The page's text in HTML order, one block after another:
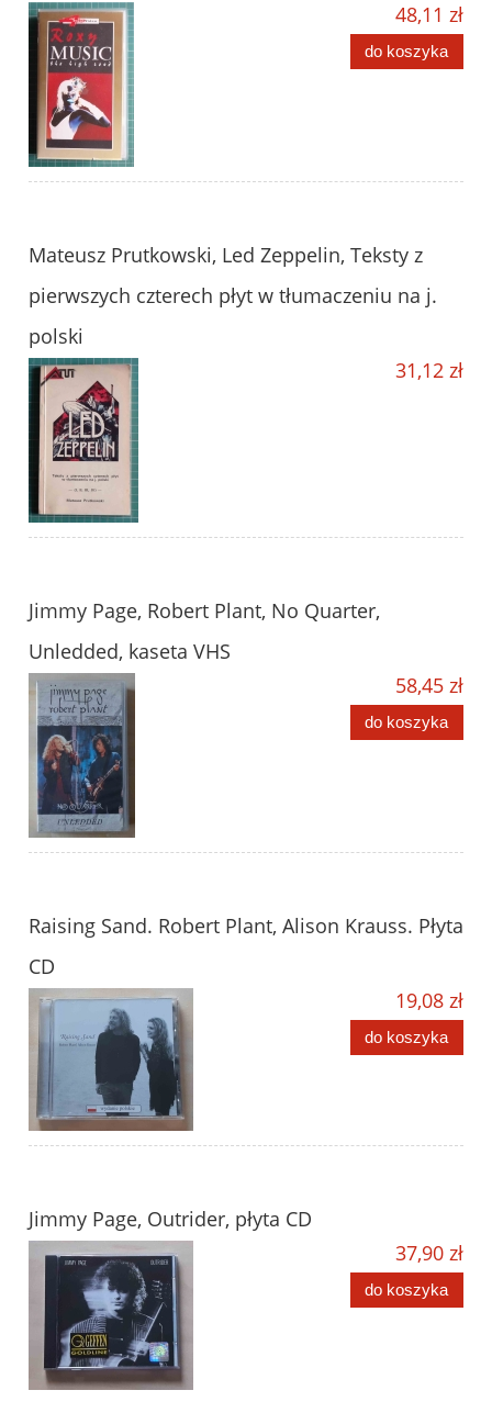
48,11 zł
do koszyka
Mateusz Prutkowski, Led Zeppelin, Teksty z
pierwszych czterech płyt w tłumaczeniu na j.
polski
31,12 zł
Jimmy Page, Robert Plant, No Quarter,
Unledded, kaseta VHS
58,45 zł
do koszyka
Raising Sand. Robert Plant, Alison Krauss. Płyta
CD
19,08 zł
do koszyka
Jimmy Page, Outrider, płyta CD
37,90 zł
do koszyka